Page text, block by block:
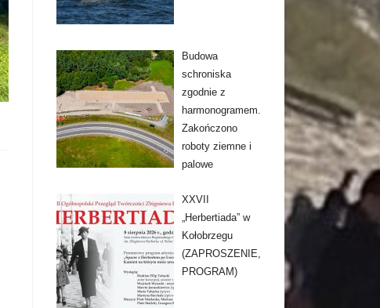
Budowa
schroniska
zgodnie z
harmonogramem.
Zakończono
roboty ziemne i
palowe
XXVII
„Herbertiada” w
Kołobrzegu
(ZAPROSZENIE,
PROGRAM)